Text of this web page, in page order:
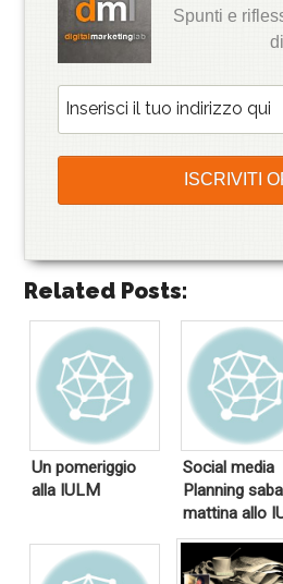
Spunti e
Related Posts:
Un pomeriggio
alla IULM
Social media
Planning
mattina allo